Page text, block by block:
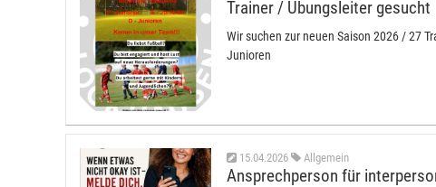
Trainer / Übungsleiter gesucht
Wir suchen zur neuen Saison 2026 / 27
Junioren
15.04.2026 Allgemein
Ansprechperson für